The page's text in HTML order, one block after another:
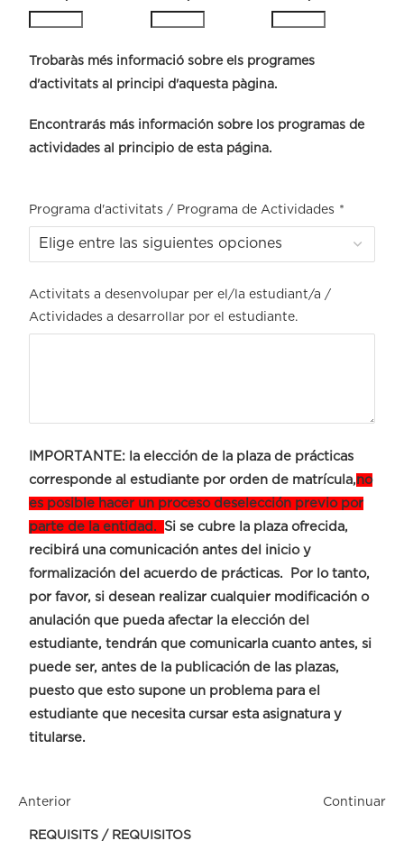
Trobaràs més informació sobre els programes
d'activitats al principi d'aquesta pàgina.
Encontrarás más información sobre los programas de
actividades al principio de esta página.
Programa d'activitats / Programa de Actividades *
Activitats a desenvolupar per el/la estudiant/a /
Actividades a desarrollar por el estudiante.
IMPORTANTE: la elección de la plaza de prácticas
corresponde al estudiante por orden de matrícula,no
es posible hacer un proceso deselección previo por
parte de la entidad. Si se cubre la plaza ofrecida,
recibirá una comunicación antes del inicio y
formalización del acuerdo de prácticas. Por lo tanto,
por favor, si desean realizar cualquier modificación o
anulación que pueda afectar la elección del
estudiante, tendrán que comunicarla cuanto antes, si
puede ser, antes de la publicación de las plazas,
puesto que esto supone un problema para el
estudiante que necesita cursar esta asignatura y
titularse.
Anterior Continuar
REQUISITS / REQUISITOS